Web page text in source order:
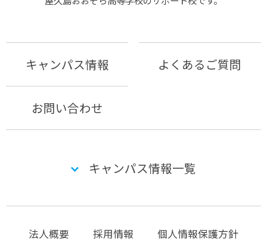
キャンパス情報 よくあるご質問
お問い合わせ
キャンパス情報一覧
法人概要 採用情報
個人情報保護方針